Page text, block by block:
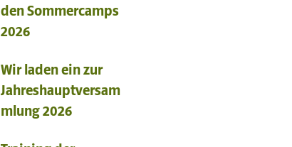
den Sommercamps
2026
Wir laden ein zur
Jahreshauptversam
mlung 2026